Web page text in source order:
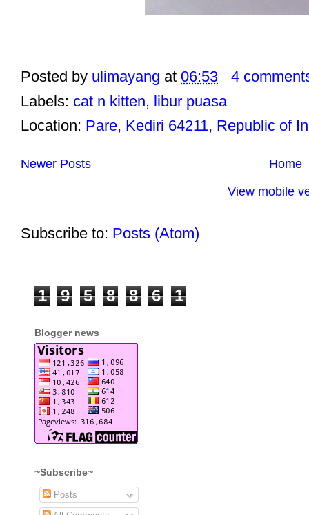
Posted by ulimayang at 06:53
4
Labels: cat n kitten, libur puasa
Location: Pare, Kediri 64211, Republic of
Newer Posts
Home
View mobile
Subscribe to: Posts (Atom)
1 9 5 8 8 6 1
Blogger news
~Subscribe~
Posts